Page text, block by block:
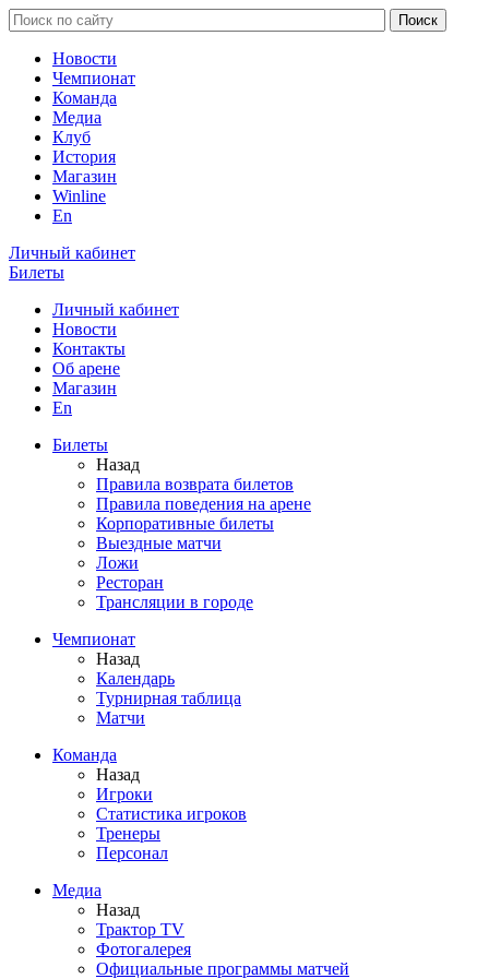
Новости
Чемпионат
Команда
Медиа
Клуб
История
Магазин
Winline
En
Личный кабинет
Билеты
Личный кабинет
Новости
Контакты
Об арене
Магазин
En
Билеты
Назад
Правила возврата билетов
Правила поведения на арене
Корпоративные билеты
Выездные матчи
Ложи
Ресторан
Трансляции в городе
Чемпионат
Назад
Календарь
Турнирная таблица
Матчи
Команда
Назад
Игроки
Статистика игроков
Тренеры
Персонал
Медиа
Назад
Трактор TV
Фотогалерея
Официальные программы матчей